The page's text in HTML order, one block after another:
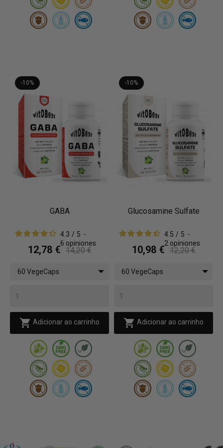
-10%
GABA
4.3 / 5 -
6 opiniones
12,78 € 14,20 €
60 VegeCaps
 Adicionar ao carrinho
-10%
Glucosamine Sulfate
4.5 / 5 -
2 opiniones
10,98 € 12,20 €
60 VegeCaps
 Adicionar ao carrinho